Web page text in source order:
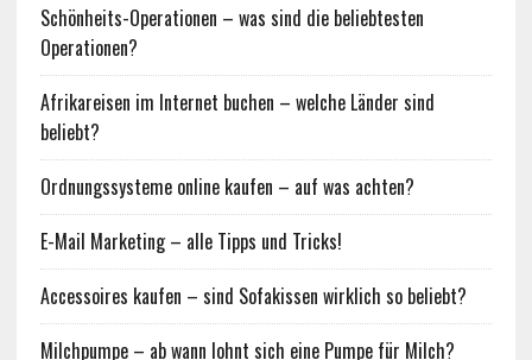
Schönheits-Operationen – was sind die beliebtesten
Operationen?
Afrikareisen im Internet buchen – welche Länder sind
beliebt?
Ordnungssysteme online kaufen – auf was achten?
E-Mail Marketing – alle Tipps und Tricks!
Accessoires kaufen – sind Sofakissen wirklich so beliebt?
Milchpumpe – ab wann lohnt sich eine Pumpe für Milch?